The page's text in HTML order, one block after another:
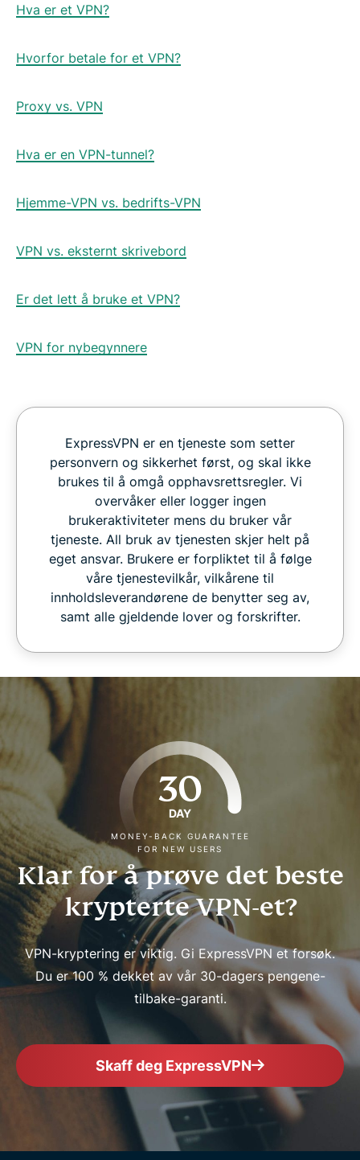
Hva er et VPN?
Hvorfor betale for et VPN?
Proxy vs. VPN
Hva er en VPN-tunnel?
Hjemme-VPN vs. bedrifts-VPN
VPN vs. eksternt skrivebord
Er det lett å bruke et VPN?
VPN for nybegynnere
ExpressVPN er en tjeneste som setter
personvern og sikkerhet først, og skal ikke
brukes til å omgå opphavsrettsregler. Vi
overvåker eller logger ingen
brukeraktiviteter mens du bruker vår
tjeneste. All bruk av tjenesten skjer helt på
eget ansvar. Brukere er forpliktet til å følge
våre tjenestevilkår, vilkårene til
innholdsleverandørene de benytter seg av,
samt alle gjeldende lover og forskrifter.
30
DAY
MONEY-BACK GUARANTEE
FOR NEW USERS
Klar for å prøve det beste
krypterte VPN-et?
VPN-kryptering er viktig. Gi ExpressVPN et forsøk.
Du er 100 % dekket av vår 30-dagers pengene-
tilbake-garanti.
Skaff deg ExpressVPN